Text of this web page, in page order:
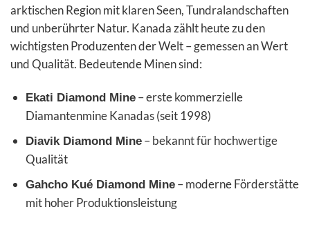
arktischen Region mit klaren Seen, Tundralandschaften
und unberührter Natur. Kanada zählt heute zu den
wichtigsten Produzenten der Welt – gemessen an Wert
und Qualität. Bedeutende Minen sind:
Ekati Diamond Mine– erste kommerzielle
Diamantenmine Kanadas (seit 1998)
Diavik Diamond Mine– bekannt für hochwertige
Qualität
Gahcho Kué Diamond Mine– moderne Förderstätte
mit hoher Produktionsleistung